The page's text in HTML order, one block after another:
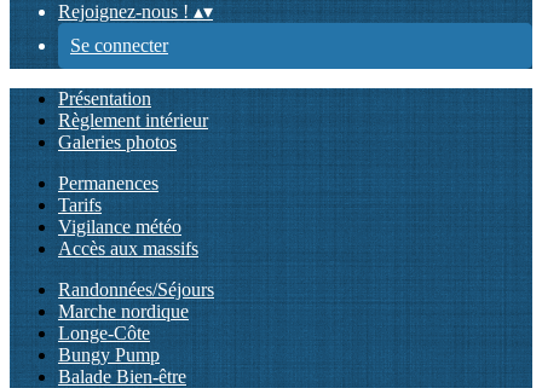
Rejoignez-nous ! ▴▾
Se connecter
Présentation
Règlement intérieur
Galeries photos
Permanences
Tarifs
Vigilance météo
Accès aux massifs
Randonnées/Séjours
Marche nordique
Longe-Côte
Bungy Pump
Balade Bien-être